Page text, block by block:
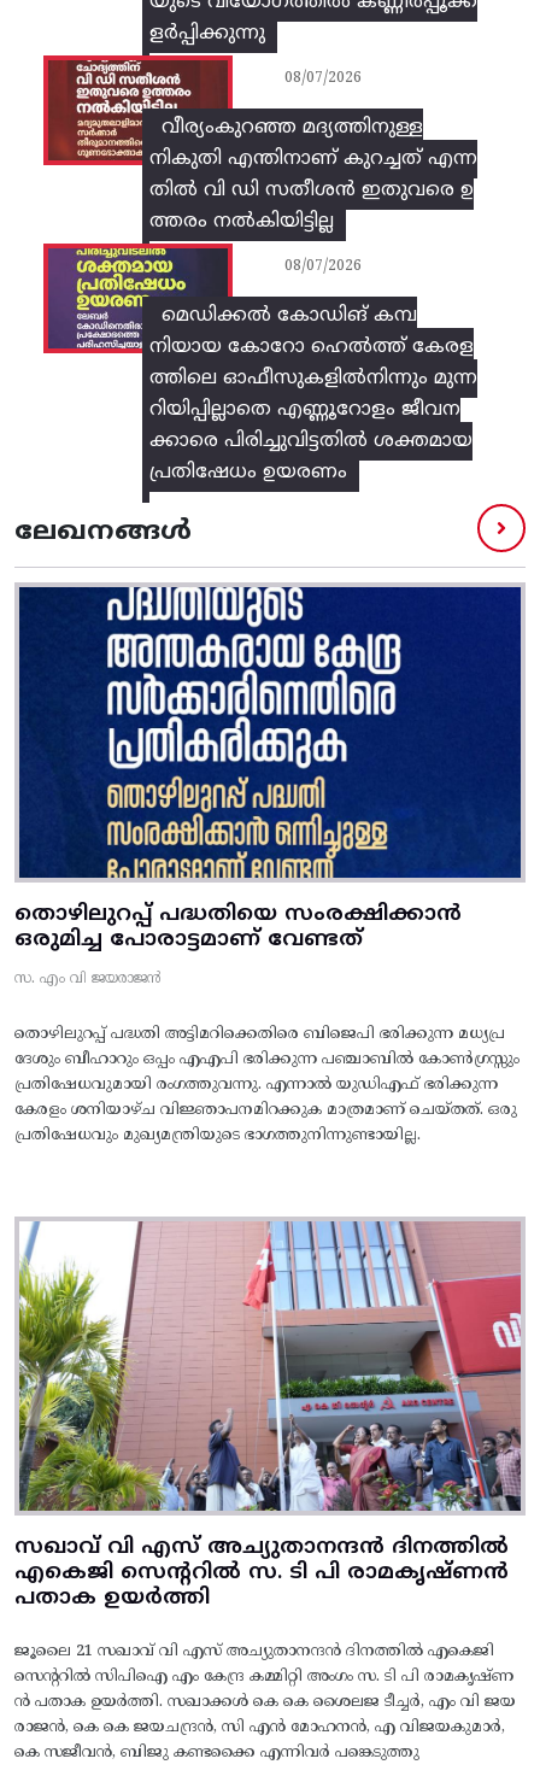
ളർപ്പിക്കുന്നു
വീര്യംകുറഞ്ഞ മദ്യത്തിനുള്ള
നികുതി എന്തിനാണ് കുറച്ചത് എന്ന
തിൽ വി ഡി സതീശൻ ഇതുവരെ ഉ
ത്തരം നൽകിയിട്ടില്ല
08/07/2026
മെഡിക്കൽ കോഡിങ് കമ്പ
നിയായ കോറോ ഹെൽത്ത് കേരള
ത്തിലെ ഓഫീസുകളിൽനിന്നും മുന്ന
റിയിപ്പില്ലാതെ എണ്ണൂറോളം ജീവന
ക്കാരെ പിരിച്ചുവിട്ടതിൽ‌ ശക്തമായ
പ്രതിഷേധം ഉയരണം
08/07/2026
ലേഖനങ്ങൾ
തൊഴിലുറപ്പ് പദ്ധതിയെ സംരക്ഷിക്കാൻ
ഒരുമിച്ച പോരാട്ടമാണ് വേണ്ടത്
സ. എം വി ജയരാജൻ
തൊഴിലുറപ്പ് പദ്ധതി അട്ടിമറിക്കെതിരെ ബിജെപി ഭരിക്കുന്ന മധ്യപ്ര
ദേശും ബീഹാറും ഒപ്പം എഎപി ഭരിക്കുന്ന പഞ്ചാബിൽ കോൺഗ്രസ്സും
പ്രതിഷേധവുമായി രംഗത്തുവന്നു. എന്നാൽ യുഡിഎഫ് ഭരിക്കുന്ന
കേരളം ശനിയാഴ്ച വിജ്ഞാപനമിറക്കുക മാത്രമാണ് ചെയ്തത്. ഒരു
പ്രതിഷേധവും മുഖ്യമന്ത്രിയുടെ ഭാഗത്തുനിന്നുണ്ടായില്ല.
സഖാവ് വി എസ് അച്യുതാനന്ദൻ ദിനത്തിൽ
എകെജി സെന്ററിൽ സ. ടി പി രാമകൃഷ്‌ണൻ
പതാക ഉയർത്തി
ജൂലൈ 21 സഖാവ് വി എസ് അച്യുതാനന്ദൻ ദിനത്തിൽ എകെജി
സെന്ററിൽ സിപിഐ എം കേന്ദ്ര കമ്മിറ്റി അംഗം സ. ടി പി രാമകൃഷ്‌ണ
ൻ പതാക ഉയർത്തി. സഖാക്കൾ കെ കെ ശൈലജ ടീച്ചർ, എം വി ജയ
രാജൻ, കെ കെ ജയചന്ദ്രൻ, സി എൻ മോഹനൻ, എ വിജയകുമാർ,
കെ സജീവൻ, ബിജു കണ്ടക്കൈ എന്നിവർ പങ്കെടുത്തു